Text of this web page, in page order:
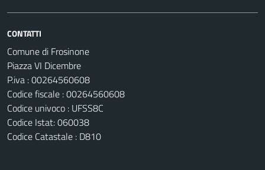
CONTATTI
Comune di Frosinone
Piazza VI Dicembre
P.iva : 00264560608
Codice fiscale : 00264560608
Codice univoco : UFSS8C
Codice Istat: 060038
Codice Catastale : D810